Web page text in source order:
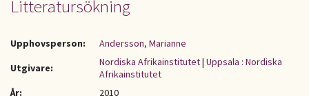
Litteratursökning
Upphovsperson:
Andersson, Marianne
Utgivare:
Nordiska Afrikainstitutet| Uppsala : Nordiska
Afrikainstitutet
År:
2010